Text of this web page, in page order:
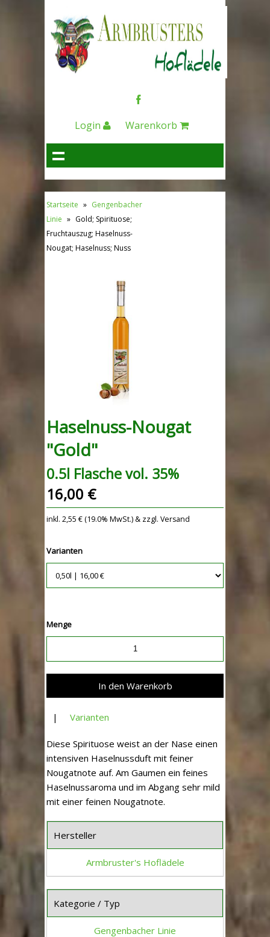
Login Warenkorb
Startseite » Gengenbacher
Linie » Gold; Spirituose;
Fruchtauszug; Haselnuss-
Nougat; Haselnuss; Nuss
Haselnuss-Nougat
"Gold"
0.5l Flasche vol. 35%
16,00 €
inkl. 2,55 € (19.0% MwSt.) & zzgl. Versand
Varianten
Menge
| Varianten
Diese Spirituose weist an der Nase einen
intensiven Haselnussduft mit feiner
Nougatnote auf. Am Gaumen ein feines
Haselnussaroma und im Abgang sehr mild
mit einer feinen Nougatnote.
Hersteller
Armbruster's Hoflädele
Kategorie / Typ
Gengenbacher Linie